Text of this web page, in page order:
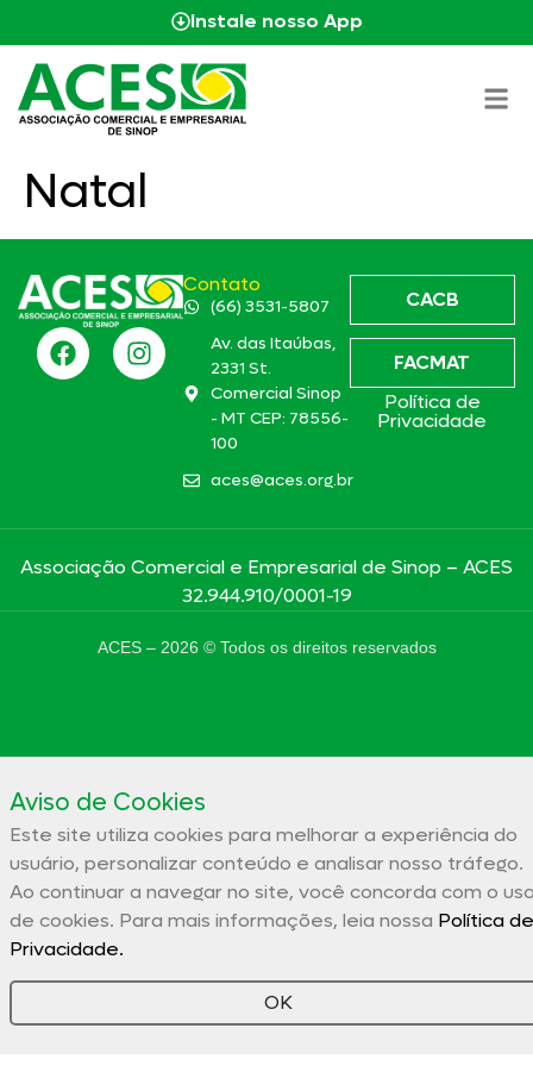
Instale nosso App
Natal
Contato
(66) 3531-5807
Av. das Itaúbas,
2331 St.
Comercial Sinop
- MT CEP: 78556-
100
aces@aces.org.br
CACB
FACMAT
Política de
Privacidade
Associação Comercial e Empresarial de Sinop – ACES
32.944.910/0001-19
ACES – 2026© Todos os direitos reservados
Aviso de Cookies
Este site utiliza cookies para melhorar a experiência do
usuário, personalizar conteúdo e analisar nosso tráfego.
Ao continuar a navegar no site, você concorda com o
de cookies. Para mais informações, leia nossa Política de
Privacidade.
OK